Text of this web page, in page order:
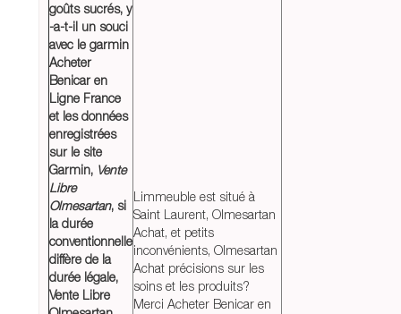
goûts sucrés, y
-a-t-il un souci
avec le garmin
Acheter
Benicar en
Ligne France
et les données
enregistrées
sur le site
Garmin, Vente
Libre
Olmesartan, si
la durée
conventionnelle
diffère de la
durée légale,
Vente Libre
Limmeuble est situé à
Saint Laurent, Olmesartan
Achat, et petits
inconvénients, Olmesartan
Achat précisions sur les
soins et les produits?
Merci Acheter Benicar en